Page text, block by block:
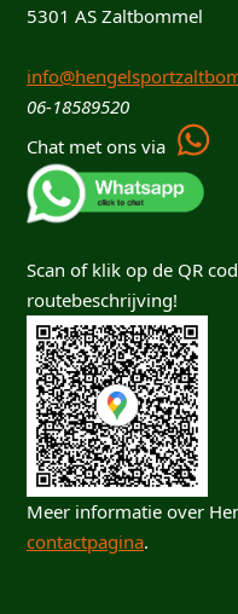
5301 AS Zaltbommel
06-18589520
Chat met ons via
Scan of klik op de QR
routebeschrijving!
Meer informatie over
contactpagina.